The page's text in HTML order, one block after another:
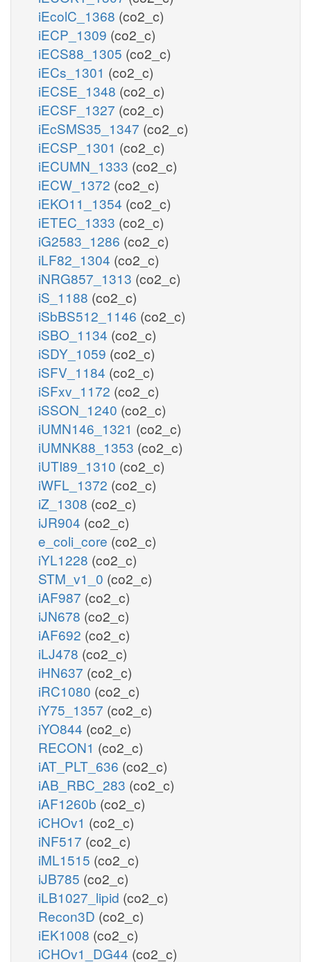
iEcolC_1368 (co2_c)
iECP_1309 (co2_c)
iECS88_1305 (co2_c)
iECs_1301 (co2_c)
iECSE_1348 (co2_c)
iECSF_1327 (co2_c)
iEcSMS35_1347 (co2_c)
iECSP_1301 (co2_c)
iECUMN_1333 (co2_c)
iECW_1372 (co2_c)
iEKO11_1354 (co2_c)
iETEC_1333 (co2_c)
iG2583_1286 (co2_c)
iLF82_1304 (co2_c)
iNRG857_1313 (co2_c)
iS_1188 (co2_c)
iSbBS512_1146 (co2_c)
iSBO_1134 (co2_c)
iSDY_1059 (co2_c)
iSFV_1184 (co2_c)
iSFxv_1172 (co2_c)
iSSON_1240 (co2_c)
iUMN146_1321 (co2_c)
iUMNK88_1353 (co2_c)
iUTI89_1310 (co2_c)
iWFL_1372 (co2_c)
iZ_1308 (co2_c)
iJR904 (co2_c)
e_coli_core (co2_c)
iYL1228 (co2_c)
STM_v1_0 (co2_c)
iAF987 (co2_c)
iJN678 (co2_c)
iAF692 (co2_c)
iLJ478 (co2_c)
iHN637 (co2_c)
iRC1080 (co2_c)
iY75_1357 (co2_c)
iYO844 (co2_c)
RECON1 (co2_c)
iAT_PLT_636 (co2_c)
iAB_RBC_283 (co2_c)
iAF1260b (co2_c)
iCHOv1 (co2_c)
iNF517 (co2_c)
iML1515 (co2_c)
iJB785 (co2_c)
iLB1027_lipid (co2_c)
Recon3D (co2_c)
iEK1008 (co2_c)
iCHOv1_DG44 (co2_c)